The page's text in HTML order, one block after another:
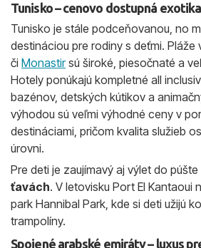
Tunisko – cenovo dostupná exotika
Tunisko je stále podceňovanou, no
destináciou pre rodiny s deťmi. Pláže
či Monastirsú široké, piesočnaté a
Hotely ponúkajú kompletné all
bazénov, detských kútikov a
výhodou sú veľmi výhodné ceny v
destináciami, pričom kvalita služieb
úrovni.
Pre deti je zaujímavý aj výlet do
ťavách. V letovisku Port El Kantaoui
park Hannibal Park, kde si deti užijú
trampolíny.
Spojené arabské emiráty – luxus